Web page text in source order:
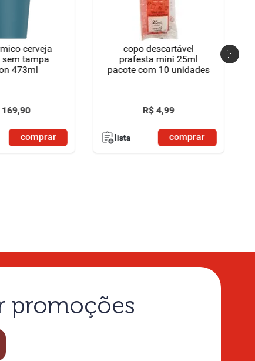
cerveja
tampa
473ml
169,90
comprar
copo descartável
prafesta mini 25ml
pacote com 10 unidades
R$ 4,99
lista comprar
promoções